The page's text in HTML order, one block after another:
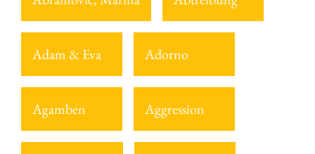
Adam & Eva Adorno
Agamben Aggression